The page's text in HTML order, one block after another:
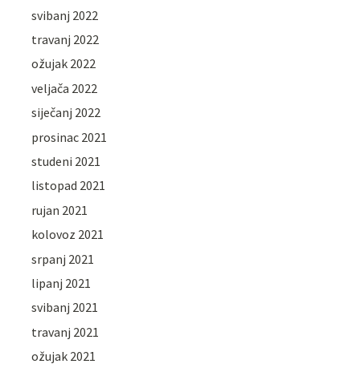
svibanj 2022
travanj 2022
ožujak 2022
veljača 2022
siječanj 2022
prosinac 2021
studeni 2021
listopad 2021
rujan 2021
kolovoz 2021
srpanj 2021
lipanj 2021
svibanj 2021
travanj 2021
ožujak 2021